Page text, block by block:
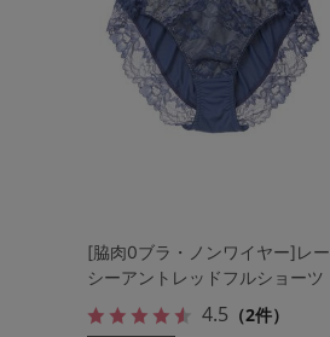
[脇肉0ブラ・ノンワイヤー]レー
シーアントレッドフルショーツ
4.5 （2件）